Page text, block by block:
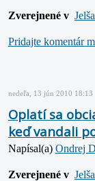
Zverejnené v
Pridajte komentár
nedeľa, 13 jún 2010 18:13
Oplatí sa
keď vandali
Napísal(a) Ondrej
Zverejnené v